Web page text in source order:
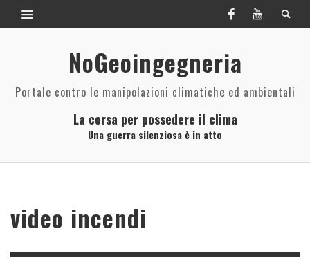
NoGeoingegneria
Portale contro le manipolazioni climatiche ed ambientali
La corsa per possedere il clima
Una guerra silenziosa è in atto
video incendi